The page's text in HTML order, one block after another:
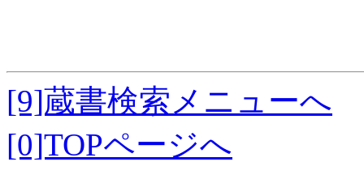
[9]蔵書検索メニューへ
[0]TOPページへ